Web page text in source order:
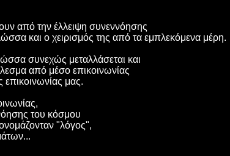
από την έλλειψη συνεννόησης
και ο χειρισμός της από τα εμπλεκόμενα μέρη.
συνεχώς μεταλλάσεται και
από μέσο επικοινωνίας
επικοινωνίας μας.
του κόσμου
"λόγος",